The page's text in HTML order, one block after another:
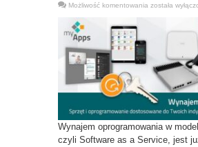
Możliwość komentowania System
kapitałowych
czasowych.
została
Wynajem oprogramowania w
czyli Software as a Service, jest